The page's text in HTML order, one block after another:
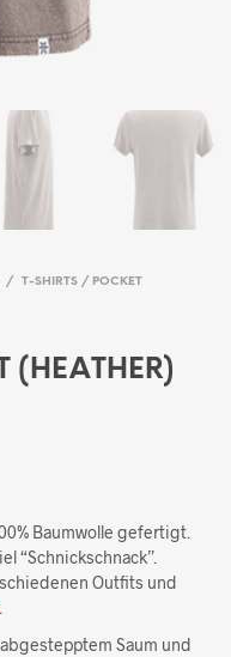
/
T-SHIRTS / POCKET
(HEATHER)
Baumwolle gefertigt.
“Schnickschnack”.
Outfits und
Saum und